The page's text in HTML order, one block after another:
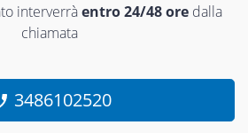
interverràentro 24/48 ore dalla
chiamata
3486102520